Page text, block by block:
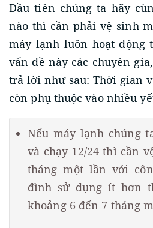
Đầu tiên chúng ta hãy
nào thì cần phải vệ sinh
máy lạnh luôn hoạt động
vấn đề này các chuyên
trả lời như sau: Thời gian
còn phụ thuộc vào nhiều
Nếu máy lạnh chúng
và chạy 12/24 thì cần
tháng một lần với
đình sử dụng ít hơn
khoảng 6 đến 7 tháng